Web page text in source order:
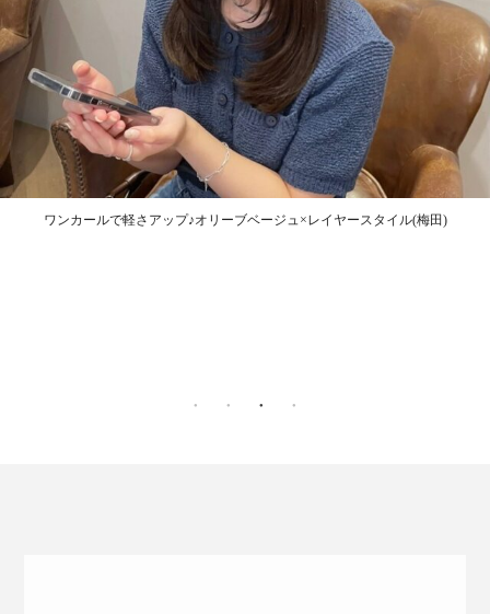
ワンカールで軽さアップ♪オリーブベージュ×レイヤースタイル(梅田)